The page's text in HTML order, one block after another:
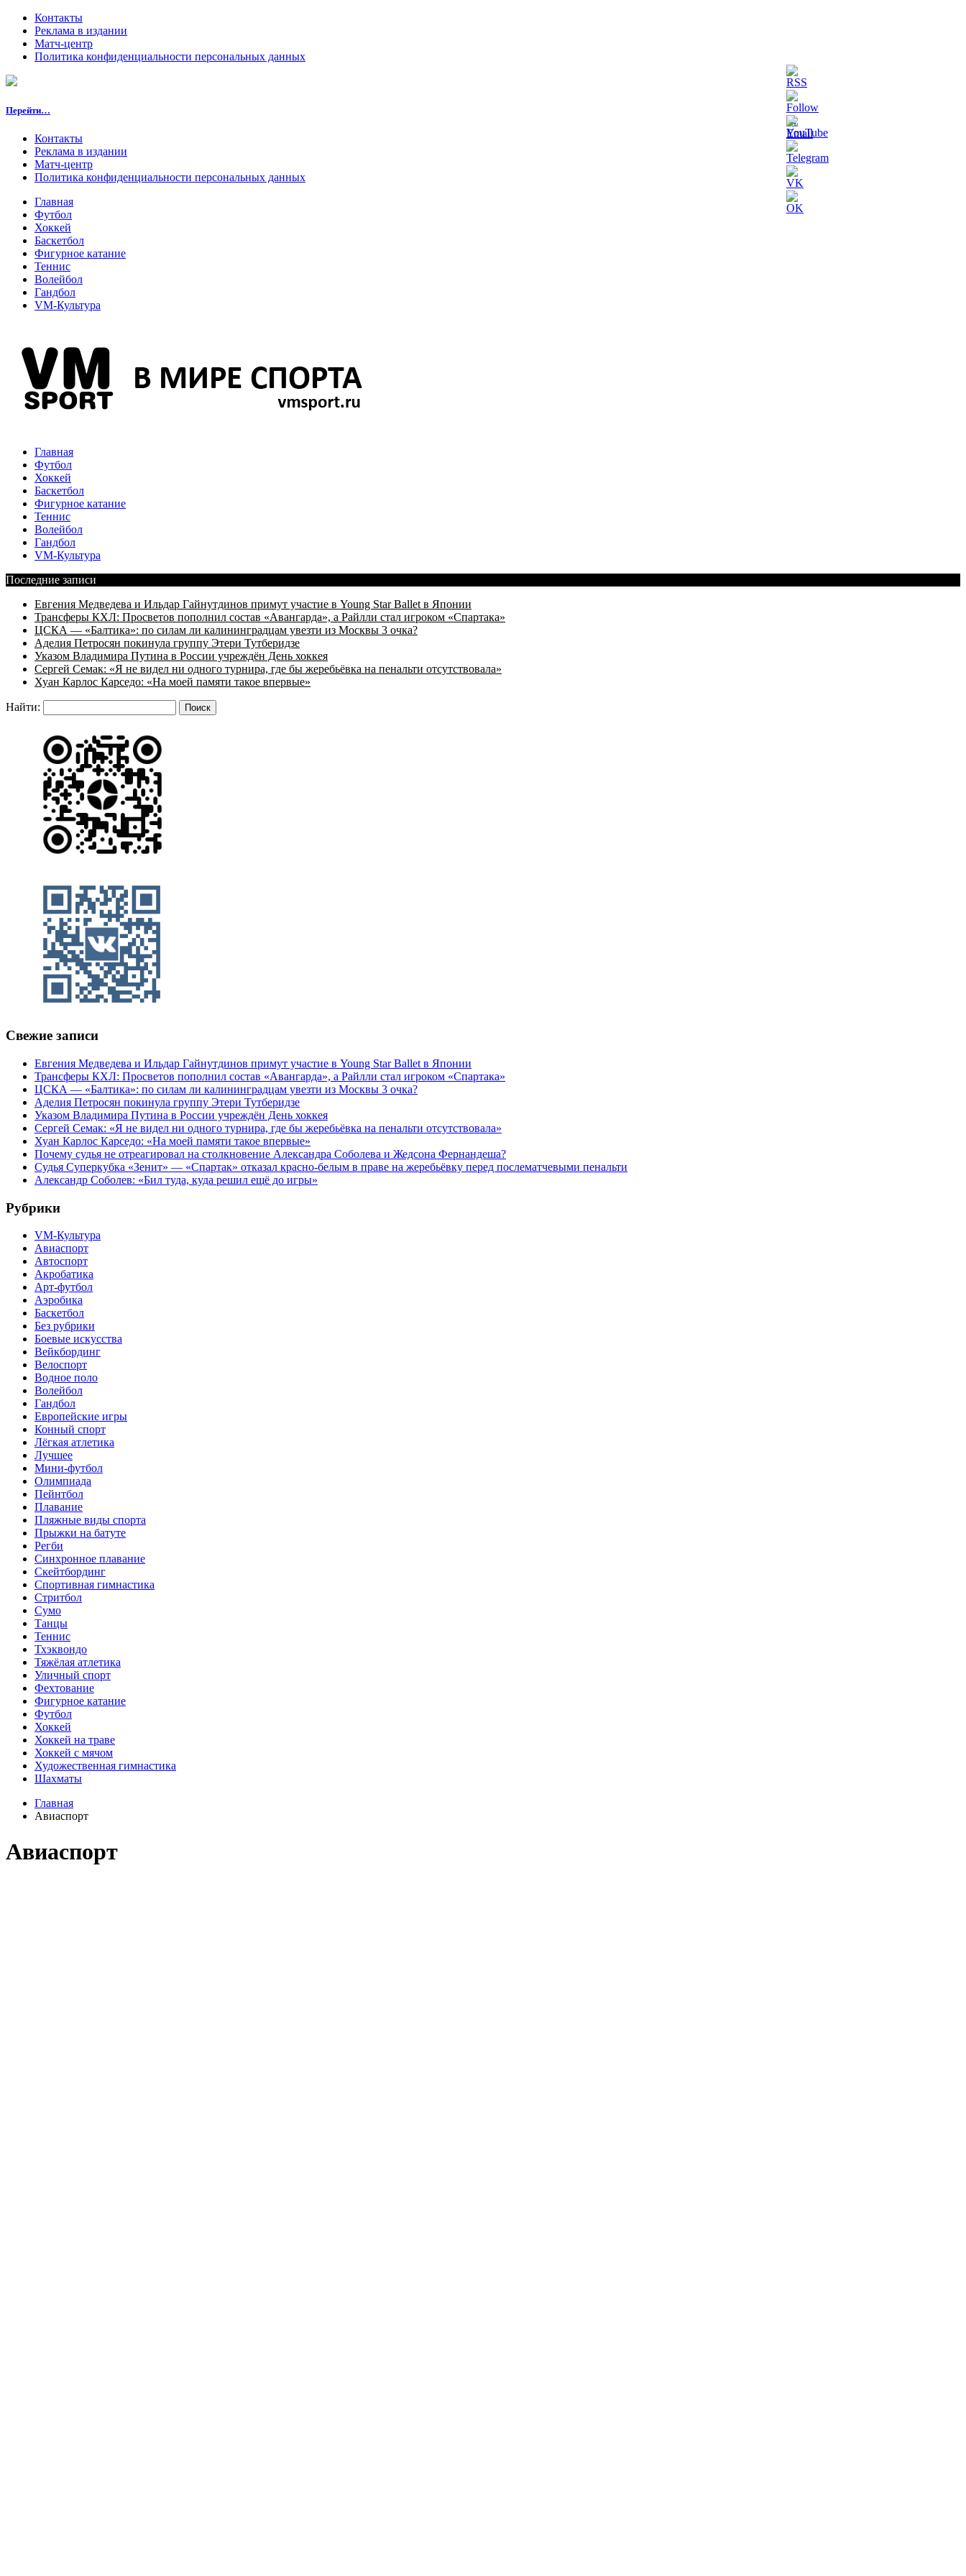
Контакты
Реклама в издании
Матч-центр
Политика конфиденциальности персональных данных
Перейти…
Контакты
Реклама в издании
Матч-центр
Политика конфиденциальности персональных данных
Главная
Футбол
Хоккей
Баскетбол
Фигурное катание
Теннис
Волейбол
Гандбол
VM-Культура
Главная
Футбол
Хоккей
Баскетбол
Фигурное катание
Теннис
Волейбол
Гандбол
VM-Культура
Последние записи
Евгения Медведева и Ильдар Гайнутдинов примут участие в Young Star Ballet в Японии
Трансферы КХЛ: Просветов пополнил состав «Авангарда», а Райлли стал игроком «Спартака»
ЦСКА — «Балтика»: по силам ли калининградцам увезти из Москвы 3 очка?
Аделия Петросян покинула группу Этери Тутберидзе
Указом Владимира Путина в России учреждён День хоккея
Сергей Семак: «Я не видел ни одного турнира, где бы жеребьёвка на пенальти отсутствовала»
Хуан Карлос Карседо: «На моей памяти такое впервые»
Найти:
Свежие записи
Евгения Медведева и Ильдар Гайнутдинов примут участие в Young Star Ballet в Японии
Трансферы КХЛ: Просветов пополнил состав «Авангарда», а Райлли стал игроком «Спартака»
ЦСКА — «Балтика»: по силам ли калининградцам увезти из Москвы 3 очка?
Аделия Петросян покинула группу Этери Тутберидзе
Указом Владимира Путина в России учреждён День хоккея
Сергей Семак: «Я не видел ни одного турнира, где бы жеребьёвка на пенальти отсутствовала»
Хуан Карлос Карседо: «На моей памяти такое впервые»
Почему судья не отреагировал на столкновение Александра Соболева и Жедсона Фернандеша?
Судья Суперкубка «Зенит» — «Спартак» отказал красно-белым в праве на жеребьёвку перед послематчевыми пенальти
Александр Соболев: «Бил туда, куда решил ещё до игры»
Рубрики
VM-Культура
Авиаспорт
Автоспорт
Акробатика
Арт-футбол
Аэробика
Баскетбол
Без рубрики
Боевые искусства
Вейкбординг
Велоспорт
Водное поло
Волейбол
Гандбол
Европейские игры
Конный спорт
Лёгкая атлетика
Лучшее
Мини-футбол
Олимпиада
Пейнтбол
Плавание
Пляжные виды спорта
Прыжки на батуте
Регби
Синхронное плавание
Скейтбординг
Спортивная гимнастика
Стритбол
Сумо
Танцы
Теннис
Тхэквондо
Тяжёлая атлетика
Уличный спорт
Фехтование
Фигурное катание
Футбол
Хоккей
Хоккей на траве
Хоккей с мячом
Художественная гимнастика
Шахматы
Главная
Авиаспорт
Авиаспорт